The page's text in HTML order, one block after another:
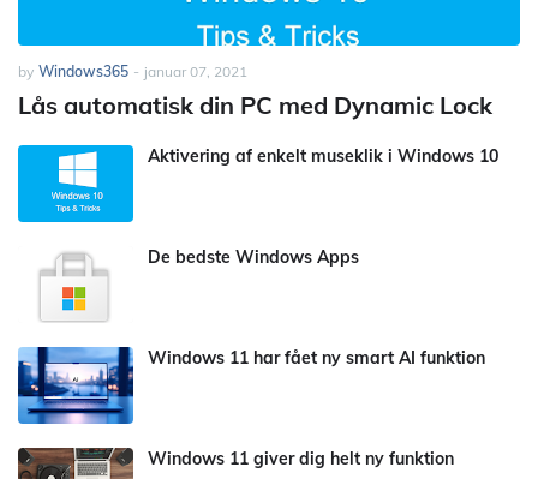
by Windows365 - januar 07, 2021
Lås automatisk din PC med Dynamic Lock
Aktivering af enkelt museklik i Windows 10
De bedste Windows Apps
Windows 11 har fået ny smart AI funktion
Windows 11 giver dig helt ny funktion